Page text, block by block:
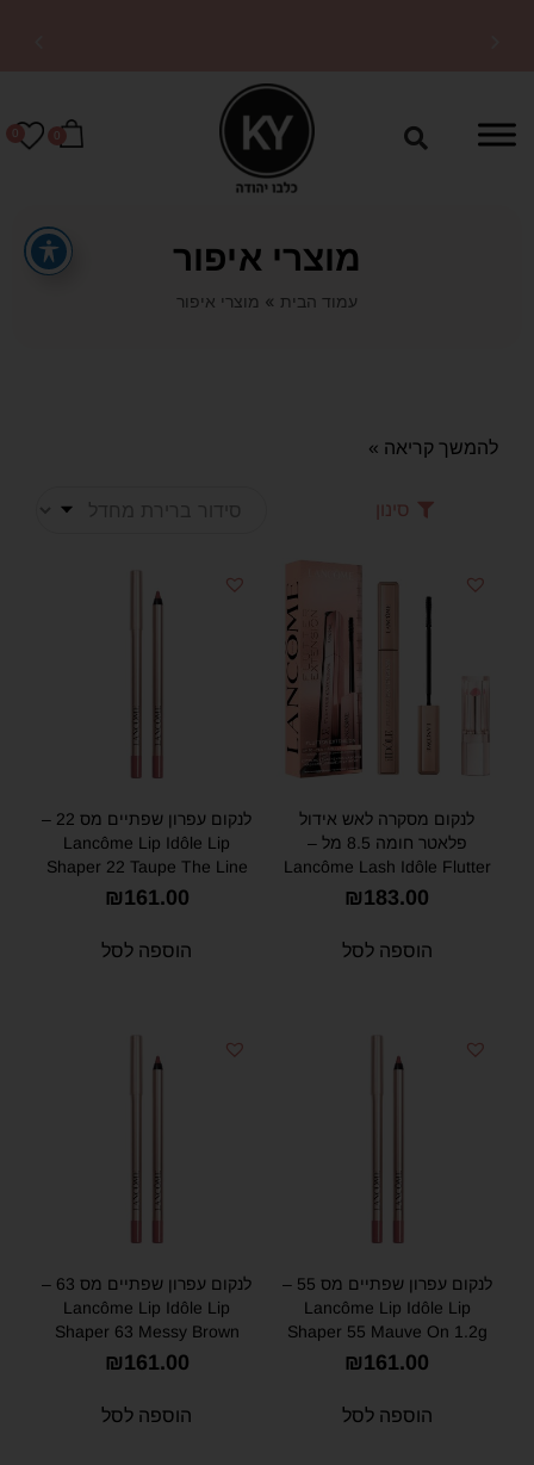
0
0
מוצרי איפור
עמוד הבית » מוצרי איפור
להמשך קריאה »
סינון
לנקום מסקרה לאש אידול
פלאטר חומה 8.5 מל –
Lancôme Lash Idôle Flutter
Extension Extreme
8.5ml
₪183.00
הוספה לסל
לנקום עפרון שפתיים מס 22 –
Lancôme Lip Idôle Lip
Shaper 22 Taupe The Line
1.2g
₪161.00
הוספה לסל
לנקום עפרון שפתיים מס 55 –
Lancôme Lip Idôle Lip
Shaper 55 Mauve On 1.2g
₪161.00
הוספה לסל
לנקום עפרון שפתיים מס 63 –
Lancôme Lip Idôle Lip
Shaper 63 Messy Brown
1.2g
₪161.00
הוספה לסל